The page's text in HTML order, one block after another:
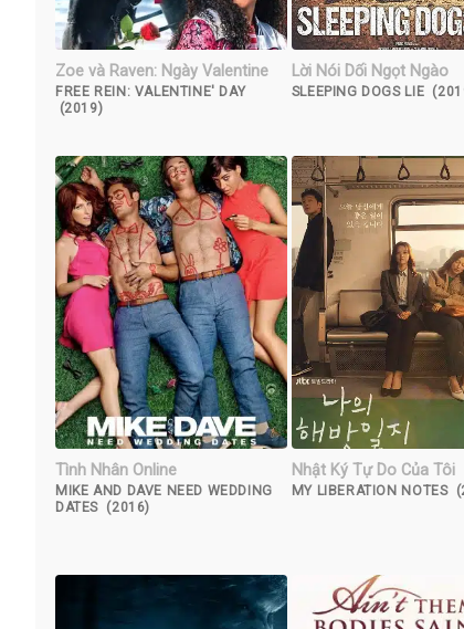
Zoe và Raven: Ngày Valentine
FREE REIN: VALENTINE' DAY
(2019)
Lời Nói Dối Ngọt Ngào
SLEEPING DOGS LIE
Tình Nhân Online
MIKE AND DAVE NEED WEDDING
DATES (2016)
Nhật Ký Tự Do Của Tôi
MY LIBERATION NOTES